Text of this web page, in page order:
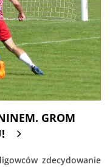
GROM
zdecydowanie